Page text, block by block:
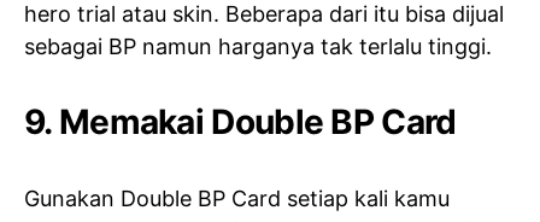
hero trial atau skin. Beberapa dari itu bisa dijual
sebagai BP namun harganya tak terlalu tinggi.
9. Memakai Double BP Card
Gunakan Double BP Card setiap kali kamu